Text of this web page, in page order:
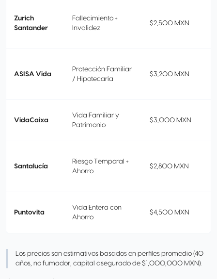
Zurich
Santander
Fallecimiento +
Invalidez
$2,500 MXN
ASISA Vida
Protección Familiar
/ Hipotecaria
$3,200 MXN
VidaCaixa
Vida Familiar y
Patrimonio
$3,000 MXN
Santalucía
Riesgo Temporal +
Ahorro
$2,800 MXN
Puntovita
Vida Entera con
Ahorro
$4,500 MXN
Los precios son estimativos basados en perfiles promedio (40
años, no fumador, capital asegurado de $1,000,000 MXN).